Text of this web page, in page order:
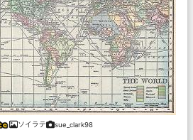
ソイラテ sue_clark98